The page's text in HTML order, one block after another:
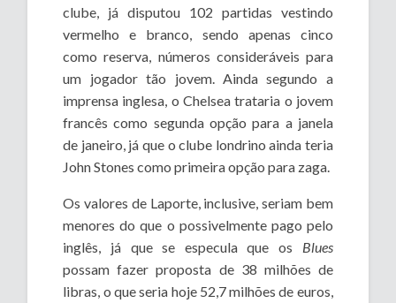
clube, já disputou 102 partidas vestindo
vermelho e branco, sendo apenas cinco
como reserva, números consideráveis para
um jogador tão jovem. Ainda segundo a
imprensa inglesa, o Chelsea trataria o jovem
francês como segunda opção para a janela
de janeiro, já que o clube londrino ainda teria
John Stones como primeira opção para zaga.
Os valores de Laporte, inclusive, seriam bem
menores do que o possivelmente pago pelo
inglês, já que se especula que os Blues
possam fazer proposta de 38 milhões de
libras, o que seria hoje 52,7 milhões de euros,